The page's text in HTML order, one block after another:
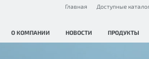
Главная Доступные
О КОМПАНИИ НОВОСТИ ПРОДУКТЫ